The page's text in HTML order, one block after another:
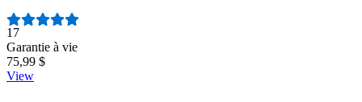
Nombre d'avis :
17
Garantie à vie
75,99 $
View